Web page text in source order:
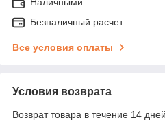
Безналичный расчет
Все условия оплаты
Условия возврата
Возврат товара в течение 14